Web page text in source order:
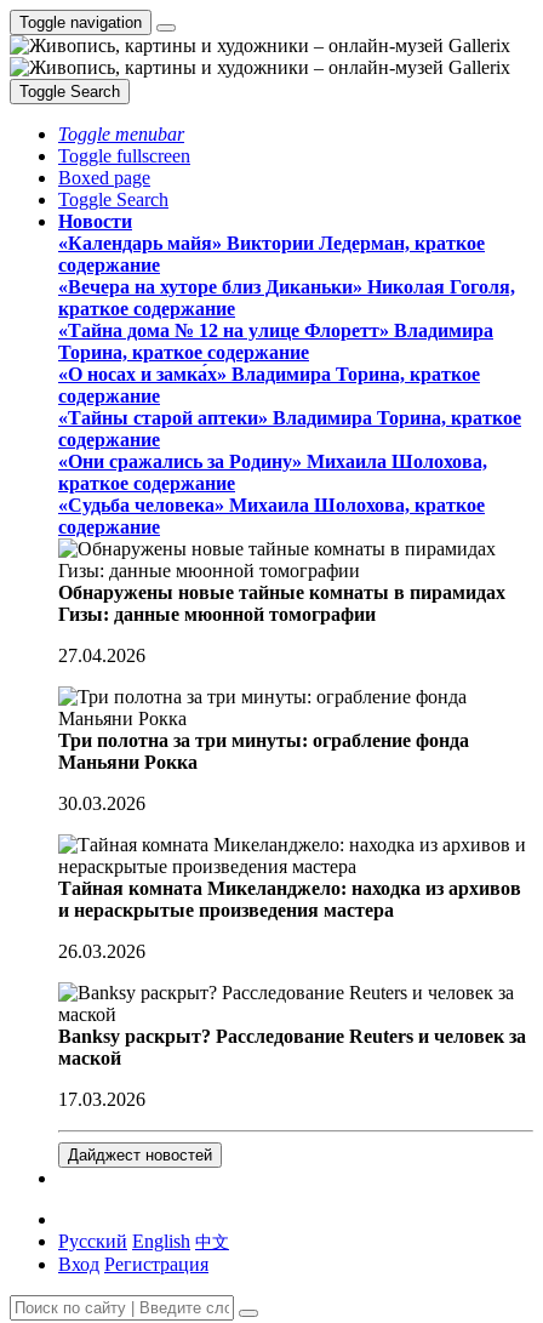
Toggle navigation
Toggle Search
Toggle menubar
Toggle fullscreen
Boxed page
Toggle Search
Новости
«Календарь майя» Виктории Ледерман, краткое
содержание
«Вечера на хуторе близ Диканьки» Николая Гоголя,
краткое содержание
«Тайна дома № 12 на улице Флоретт» Владимира
Торина, краткое содержание
«О носах и замка́х» Владимира Торина, краткое
содержание
«Тайны старой аптеки» Владимира Торина, краткое
содержание
«Они сражались за Родину» Михаила Шолохова,
краткое содержание
«Судьба человека» Михаила Шолохова, краткое
содержание
Обнаружены новые тайные комнаты в пирамидах
Гизы: данные мюонной томографии
27.04.2026
Три полотна за три минуты: ограбление фонда
Маньяни Рокка
30.03.2026
Тайная комната Микеланджело: находка из архивов
и нераскрытые произведения мастера
26.03.2026
Banksy раскрыт? Расследование Reuters и человек за
маской
17.03.2026
Дайджест новостей
Русский English 中文
Вход Регистрация